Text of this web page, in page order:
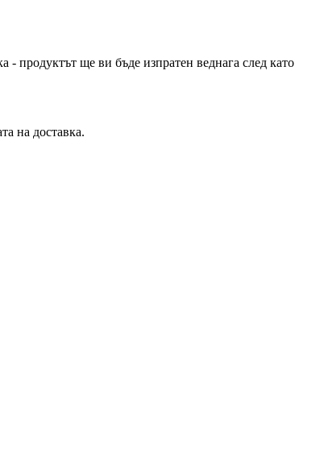
продуктът ще ви бъде изпратен веднага след като
на доставка.